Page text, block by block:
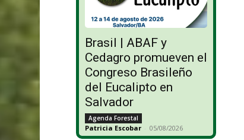
Brasil | ABAF y
Cedagro promueven el
Congreso Brasileño
del Eucalipto en
Salvador
Agenda Forestal
Patricia Escobar - 05/08/2026